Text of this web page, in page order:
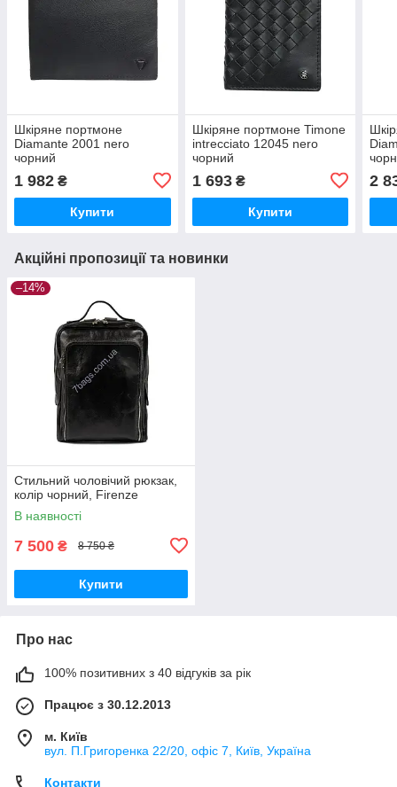
Шкіряне портмоне
Diamante 2001 nero
чорний
1 982 ₴
Купити
Шкіряне портмоне Timone
intrecciato 12045 nero
чорний
1 693₴
Купити
2
Акційні пропозиції та новинки
–14%
Стильний чоловічий рюкзак,
колір чорний, Firenze
В наявності
7 500 ₴ 8 750 ₴
Купити
Про нас
100% позитивних з 40 відгуків за рік
Працює з 30.12.2013
м. Київ
вул. П.Григоренка 22/20, офіс 7, Київ, Україна
Контакти